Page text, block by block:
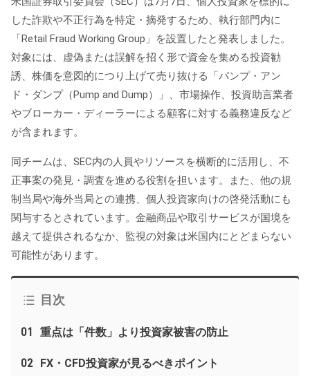
した詐欺や不正行為を特定・摘発するため、執行部門内に
「Retail Fraud Working Group」を設置したと発表しました。
対象には、虚偽または誤解を招く形で資金を集める投資勧
誘、株価を意図的につり上げて売り抜ける「パンプ・アン
ド・ダンプ（Pump and Dump）」、市場操作、投資助言業者
やブローカー・ディーラーによる顧客に対する義務違反など
が含まれます。
同チームは、SEC内の人員やリソースを横断的に活用し、不
正事案の発見・調査を進める役割を担います。また、他の規
制当局や海外当局との連携、個人投資家向けの啓発活動にも
関与するとされています。金融商品や取引サービスが国境を
越えて提供されるなか、監視の対象は米国内にとどまらない
可能性があります。
目次
01 重点は「件数」より投資家被害の防止
02 FX・CFD投資家が見るべきポイント